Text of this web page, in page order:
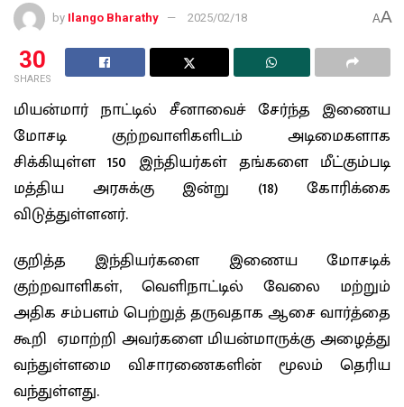
by Ilango Bharathy 2025/02/18 AA
30
SHARES
மியன்மார் நாட்டில் சீனாவைச் சேர்ந்த இணைய
மோசடி குற்றவாளிகளிடம் அடிமைகளாக
சிக்கியுள்ள 150 இந்தியர்கள் தங்களை மீட்கும்படி
மத்திய அரசுக்கு இன்று (18) கோரிக்கை
விடுத்துள்ளனர்.
குறித்த இந்தியர்களை இணைய மோசடிக்
குற்றவாளிகள், வெளிநாட்டில் வேலை மற்றும்
அதிக சம்பளம் பெற்றுத் தருவதாக ஆசை வார்த்தை
கூறி ஏமாற்றி அவர்களை மியன்மாருக்கு அழைத்து
வந்துள்ளமை விசாரணைகளின் மூலம் தெரிய
வந்துள்ளது.